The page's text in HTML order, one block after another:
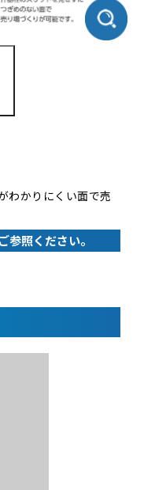
わかりにくい面で売
照ください。